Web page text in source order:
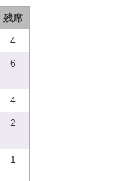
残席
4
6
4
2
1